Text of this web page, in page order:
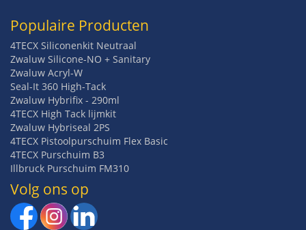
Populaire Producten
4TECX Siliconenkit Neutraal
Zwaluw Silicone-NO + Sanitary
Zwaluw Acryl-W
Seal-It 360 High-Tack
Zwaluw Hybrifix - 290ml
4TECX High Tack lijmkit
Zwaluw Hybriseal 2PS
4TECX Pistoolpurschuim Flex Basic
4TECX Purschuim B3
Illbruck Purschuim FM310
Volg ons op